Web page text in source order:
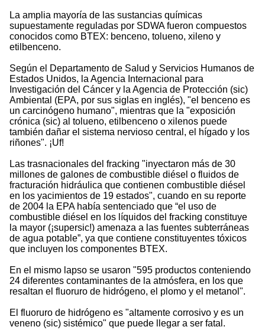
La amplia mayoría de las sustancias químicas
supuestamente reguladas por SDWA fueron compuestos
conocidos como BTEX: benceno, tolueno, xileno y
etilbenceno.
Según el Departamento de Salud y Servicios Humanos de
Estados Unidos, la Agencia Internacional para
Investigación del Cáncer y la Agencia de Protección (sic)
Ambiental (EPA, por sus siglas en inglés), "el benceno es
un carcinógeno humano", mientras que la "exposición
crónica (sic) al tolueno, etilbenceno o xilenos puede
también dañar el sistema nervioso central, el hígado y los
riñones". ¡Uf!
Las trasnacionales del fracking "inyectaron más de 30
millones de galones de combustible diésel o fluidos de
fracturación hidráulica que contienen combustible diésel
en los yacimientos de 19 estados", cuando en su reporte
de 2004 la EPA había sentenciado que “el uso de
combustible diésel en los líquidos del fracking constituye
la mayor (¡supersic!) amenaza a las fuentes subterráneas
de agua potable”, ya que contiene constituyentes tóxicos
que incluyen los componentes BTEX.
En el mismo lapso se usaron "595 productos conteniendo
24 diferentes contaminantes de la atmósfera, en los que
resaltan el fluoruro de hidrógeno, el plomo y el metanol".
El fluoruro de hidrógeno es "altamente corrosivo y es un
veneno (sic) sistémico" que puede llegar a ser fatal.